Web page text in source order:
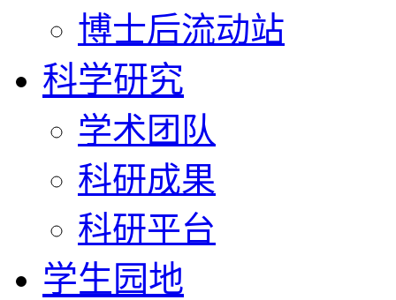
博士后流动站
科学研究
学术团队
科研成果
科研平台
学生园地